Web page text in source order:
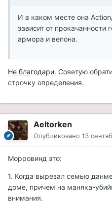
И в каком месте она
зависит от прокачанности
армора и вепона.
Не благодари. Советую
строчку определения.
Aeltorken
Опубликовано 13
Морровинд это:
1. Когда вырезал семью
доме, причем на маняка-
внимания.